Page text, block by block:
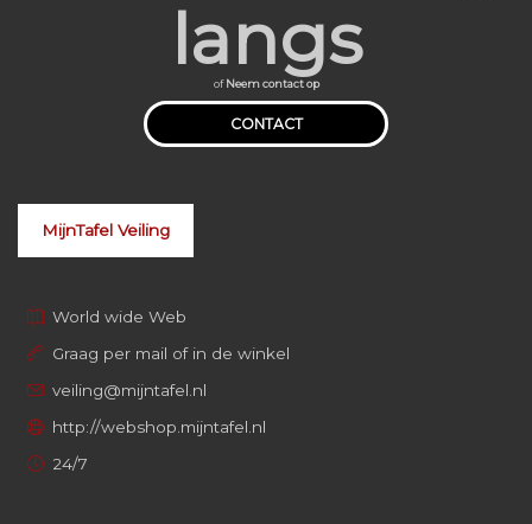
langs
ofNeem contact op
CONTACT
MijnTafel Veiling
World wide Web
Graag per mail of in de winkel
veiling@mijntafel.nl
http://webshop.mijntafel.nl
24/7